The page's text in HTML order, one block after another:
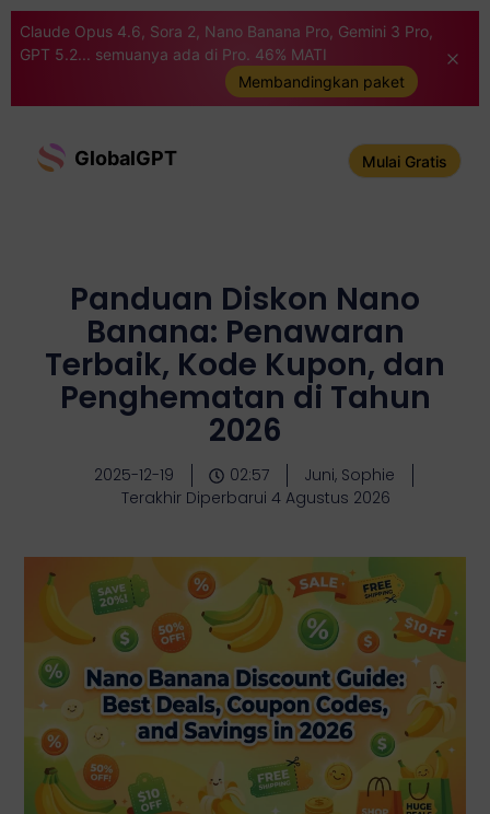
Claude Opus 4.6, Sora 2, Nano Banana Pro, Gemini 3 Pro,
GPT 5.2... semuanya ada di Pro. 46% MATI
Membandingkan paket
GlobalGPT Mulai Gratis
Panduan Diskon Nano
Banana: Penawaran
Terbaik, Kode Kupon, dan
Penghematan di Tahun
2026
2025-12-19 02:57
Juni, Sophie
Terakhir Diperbarui 4 Agustus 2026